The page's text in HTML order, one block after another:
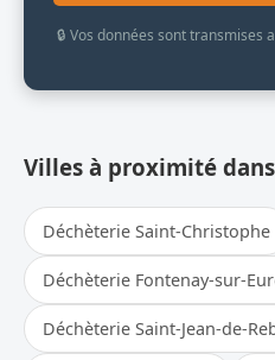
🔒 Vos données sont
Villes à proximité
Déchèterie Saint-Christophe
Déchèterie Fontenay-sur-
Déchèterie Saint-Jean-de-